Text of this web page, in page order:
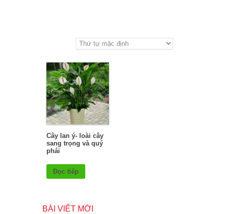
Cây lan ý- loài cây
sang trọng và quý
phái
Đọc tiếp
BÀI VIẾT MỚI